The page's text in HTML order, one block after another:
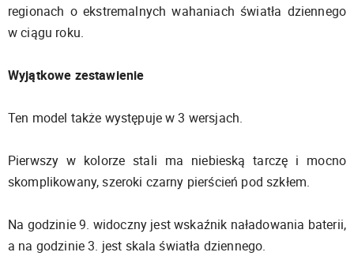
regionach o ekstremalnych wahaniach światła dziennego
w ciągu roku.
Wyjątkowe zestawienie
Ten model także występuje w 3 wersjach.
Pierwszy w kolorze stali ma niebieską tarczę i mocno
skomplikowany, szeroki czarny pierścień pod szkłem.
Na godzinie 9. widoczny jest wskaźnik naładowania baterii,
a na godzinie 3. jest skala światła dziennego.